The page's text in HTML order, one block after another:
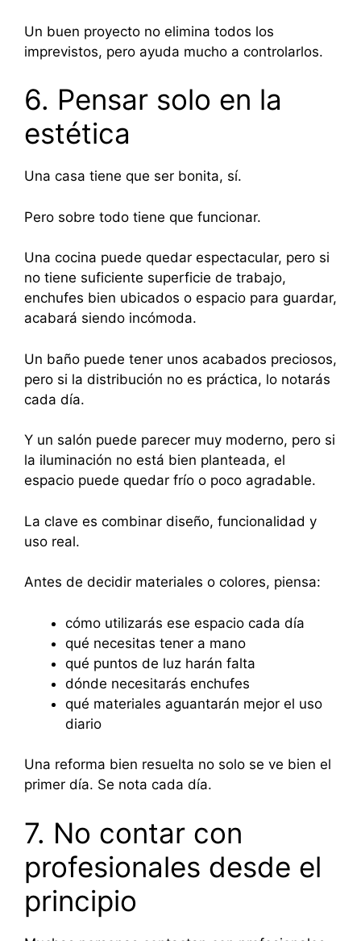
Un buen proyecto no elimina todos los
imprevistos, pero ayuda mucho a controlarlos.
6. Pensar solo en la
estética
Una casa tiene que ser bonita, sí.
Pero sobre todo tiene que funcionar.
Una cocina puede quedar espectacular, pero si
no tiene suficiente superficie de trabajo,
enchufes bien ubicados o espacio para guardar,
acabará siendo incómoda.
Un baño puede tener unos acabados preciosos,
pero si la distribución no es práctica, lo notarás
cada día.
Y un salón puede parecer muy moderno, pero si
la iluminación no está bien planteada, el
espacio puede quedar frío o poco agradable.
La clave es combinar diseño, funcionalidad y
uso real.
Antes de decidir materiales o colores, piensa:
cómo utilizarás ese espacio cada día
qué necesitas tener a mano
qué puntos de luz harán falta
dónde necesitarás enchufes
qué materiales aguantarán mejor el uso
diario
Una reforma bien resuelta no solo se ve bien el
primer día. Se nota cada día.
7. No contar con
profesionales desde el
principio